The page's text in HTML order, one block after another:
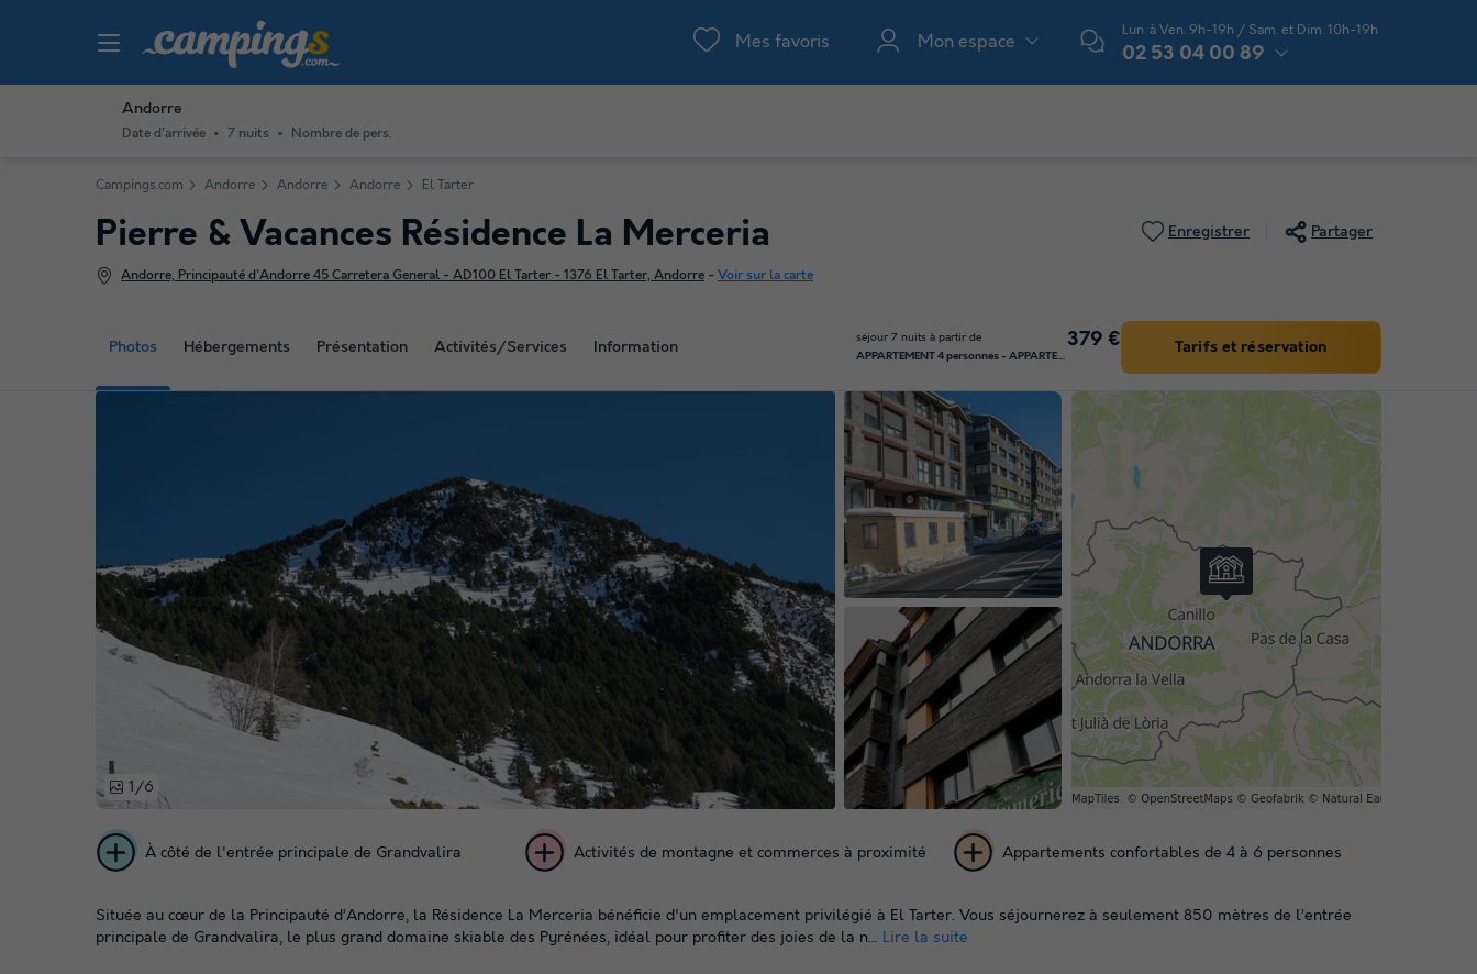
Mes favoris Mon espace
Lun. à Ven. 9h-19h / Sam. et Dim. 10h-19h
02 53 04 00 89
Andorre
Date d'arrivée 7 nuits Nombre de pers.
Campings.com Andorre Andorre Andorre El Tarter
Photos Hébergements Présentation Activités/Services Information
séjour 7 nuits à partir de
APPARTEMENT 4 personnes - APPARTEMENT 4 PERSONNES - 1 CHAMBRE
379 € Tarifs et réservation
Pierre & Vacances Résidence La Merceria Enregistrer Partager
Andorre, Principauté d'Andorre 45 Carretera General - AD100 El Tarter - 1376 El Tarter, Andorre - Voir sur la carte
photos
1/6
À côté de l'entrée principale de Grandvalira Activités de montagne et commerces à proximité Appartements confortables de 4 à 6 personnes
Située au cœur de la Principauté d’Andorre, la Résidence La Merceria bénéficie d'un emplacement privilégié à El Tarter. Vous séjournerez à seulement 850 mètres de l’entrée
principale de Grandvalira, le plus grand domaine skiable des Pyrénées, idéal pour profiter des joies de la n... Lire la suite